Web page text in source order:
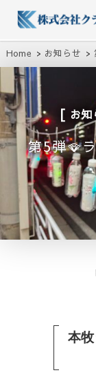
株式会
地域のコミュニティ
Home お知らせ
お
第5弾🪭
本